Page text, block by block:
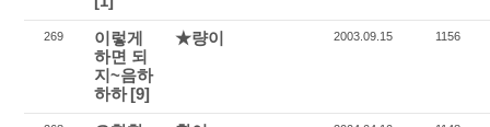
269
이렇게
하면 되
지~음하
하하[9]
★량이 2003.09.15 1156